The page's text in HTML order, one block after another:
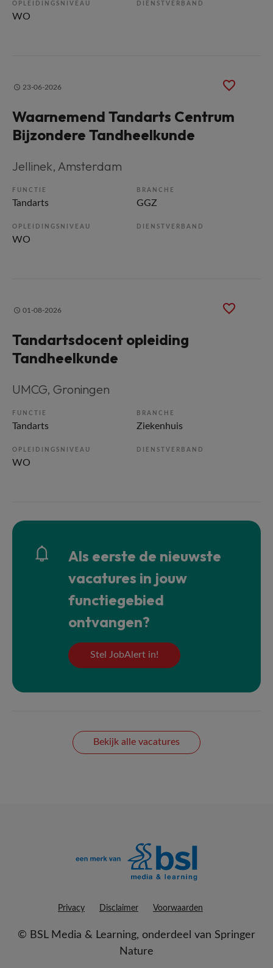
OPLEIDINGSNIVEAU
WO
DIENSTVERBAND
23-06-2026
Waarnemend Tandarts Centrum
Bijzondere Tandheelkunde
Jellinek, Amsterdam
FUNCTIE
Tandarts
BRANCHE
GGZ
OPLEIDINGSNIVEAU
WO
DIENSTVERBAND
01-08-2026
Tandartsdocent opleiding
Tandheelkunde
UMCG, Groningen
FUNCTIE
Tandarts
BRANCHE
Ziekenhuis
OPLEIDINGSNIVEAU
WO
DIENSTVERBAND
Als eerste de nieuwste
vacatures in jouw
functiegebied
ontvangen?
Stel JobAlert in!
Bekijk alle vacatures
Privacy Disclaimer Voorwaarden
© BSL Media & Learning, onderdeel van Springer
Nature